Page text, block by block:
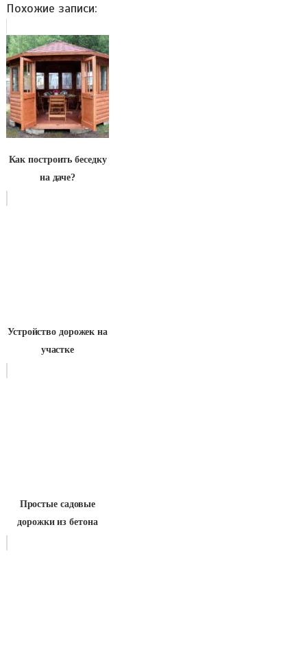
Похожие записи:
Как построить беседку
на даче?
Устройство дорожек на
участке
Простые садовые
дорожки из бетона